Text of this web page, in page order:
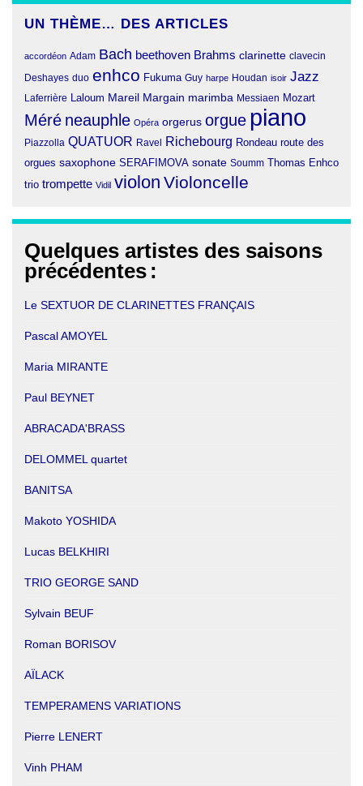
UN THÈME… DES ARTICLES
accordéon Adam Bach beethoven Brahms clarinette clavecin
Deshayes duo enhco Fukuma Guy harpe Houdan isoir Jazz
Laferrière Laloum Mareil Margain marimba Messiaen Mozart
Méré neauphle Opéra orgerus orgue piano
Piazzolla QUATUOR Ravel Richebourg Rondeau route des
orgues saxophone SERAFIMOVA sonate Soumm Thomas Enhco
trio trompette Vidil violon Violoncelle
Quelques artistes des saisons
précédentes :
Le SEXTUOR DE CLARINETTES FRANÇAIS
Pascal AMOYEL
Maria MIRANTE
Paul BEYNET
ABRACADA'BRASS
DELOMMEL quartet
BANITSA
Makoto YOSHIDA
Lucas BELKHIRI
TRIO GEORGE SAND
Sylvain BEUF
Roman BORISOV
AÏLACK
TEMPERAMENS VARIATIONS
Pierre LENERT
Vinh PHAM